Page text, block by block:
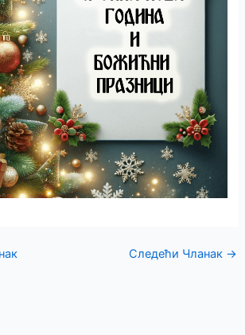
Следећи Чланак →